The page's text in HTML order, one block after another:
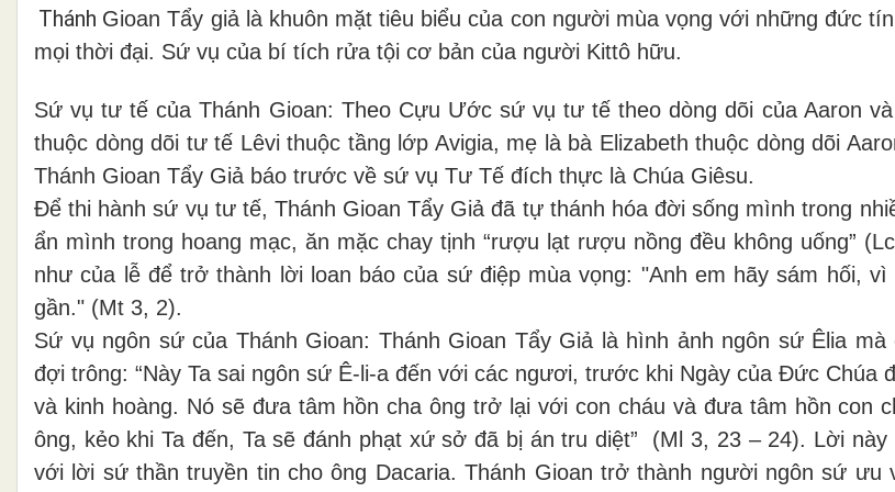
Thánh Gioan Tẩy giả là khuôn mặt tiêu biểu của con người mùa vọng với những đức
mọi thời đại. Sứ vụ của bí tích rửa tội cơ bản của người Kittô hữu.
Sứ vụ tư tế của Thánh Gioan: Theo Cựu Ước sứ vụ tư tế theo dòng dõi của Aaron
thuộc dòng dõi tư tế Lêvi thuộc tầng lớp Avigia, mẹ là bà Elizabeth thuộc dòng dõi
Thánh Gioan Tẩy Giả báo trước về sứ vụ Tư Tế đích thực là Chúa Giêsu.
Để thi hành sứ vụ tư tế, Thánh Gioan Tẩy Giả đã tự thánh hóa đời sống mình trong
ẩn mình trong hoang mạc, ăn mặc chay tịnh “rượu lạt rượu nồng đều không uống”
như của lễ để trở thành lời loan báo của sứ điệp mùa vọng: "Anh em hãy sám hối,
gần." (Mt 3, 2).
Sứ vụ ngôn sứ của Thánh Gioan: Thánh Gioan Tẩy Giả là hình ảnh ngôn sứ Êlia mà
đợi trông: “Này Ta sai ngôn sứ Ê-li-a đến với các ngươi, trước khi Ngày của Đức Chúa
và kinh hoàng. Nó sẽ đưa tâm hồn cha ông trở lại với con cháu và đưa tâm hồn con
ông, kẻo khi Ta đến, Ta sẽ đánh phạt xứ sở đã bị án tru diệt” (Ml 3, 23 – 24). Lời này
với lời sứ thần truyền tin cho ông Dacaria. Thánh Gioan trở thành người ngôn sứ ưu